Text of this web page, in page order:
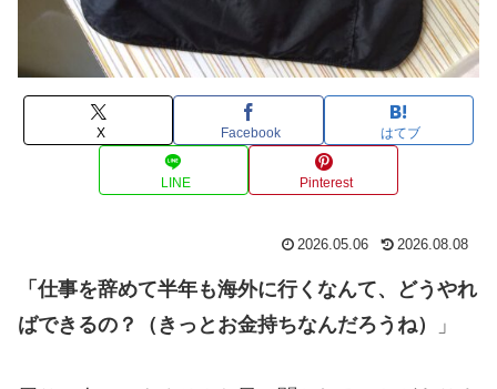
X Facebook はてブ
LINE Pinterest
2026.05.06 2026.08.08
「仕事を辞めて半年も海外に行くなんて、どうやれ
ばできるの？（きっとお金持ちなんだろうね）
」